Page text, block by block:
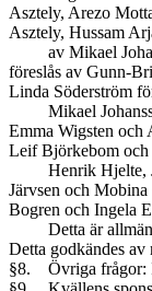
Asztely, Arezo
Asztely, Hussam
av Mikael
föreslås av Gunn-
Linda Söderström
Mikael
Emma Wigsten och
Leif Björkebom och
Henrik Hjelte,
Järvsen och
Bogren och Ingela
Detta är allmän
Detta godkändes av
§8. Övriga frågor: